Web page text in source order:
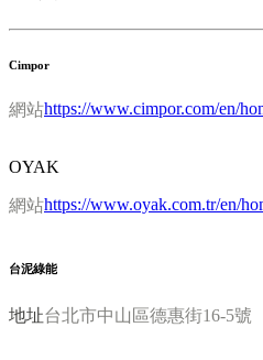
Cimpor
網站https://www.cimpor.com/en/
OYAK
網站https://www.oyak.com.tr/en/
台泥綠能
地址台北市中山區德惠街16-5號